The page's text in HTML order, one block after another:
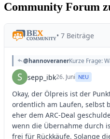
Community Forum